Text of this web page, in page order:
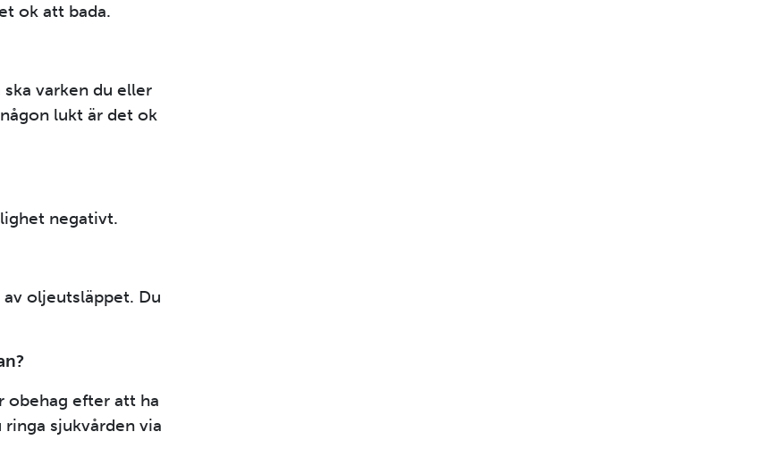
ok att bada.
varken du eller
lukt är det ok
negativt.
oljeutsläppet. Du
obehag efter att ha
sjukvården via